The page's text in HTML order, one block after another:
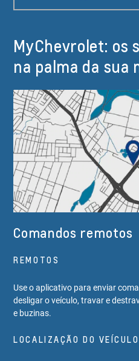
MyChevrolet: os
na palma da sua
Comandos remotos
REMOTOS
Use o aplicativo para enviar
desligar o veículo, travar e
e buzinas.
LOCALIZAÇÃO DO VEÍCULO